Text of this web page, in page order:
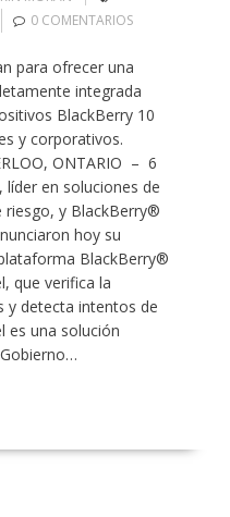
0 COMENTARIOS
para ofrecer una
integrada
BlackBerry 10
y corporativos.
ONTARIO – 6
en soluciones de
riesgo, y BlackBerry®
hoy su
BlackBerry®
que verifica la
y detecta intentos de
es una solución